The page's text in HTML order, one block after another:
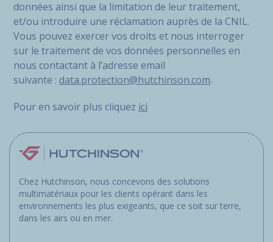
données ainsi que la limitation de leur traitement,
et/ou introduire une réclamation auprès de la CNIL.
Vous pouvez exercer vos droits et nous interroger
sur le traitement de vos données personnelles en
nous contactant à l’adresse email
suivante : data.protection@hutchinson.com.
Pour en savoir plus cliquez ici
Chez Hutchinson, nous concevons des solutions
multimatériaux pour les clients opérant dans les
environnements les plus exigeants, que ce soit sur terre,
dans les airs ou en mer.